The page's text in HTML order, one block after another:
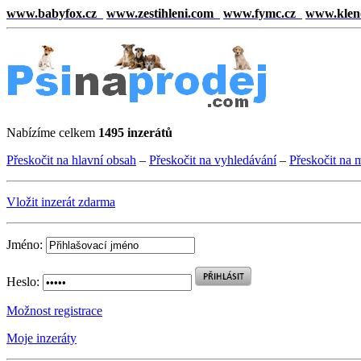
www.babyfox.cz www.zestihleni.com www.fymc.cz
Nabízíme celkem 1495 inzerátů
Přeskočit na hlavní obsah – Přeskočit na vyhledávání– Přeskočit na
Vložit inzerát zdarma
Jméno:
Heslo:
Možnost registrace
Moje inzeráty